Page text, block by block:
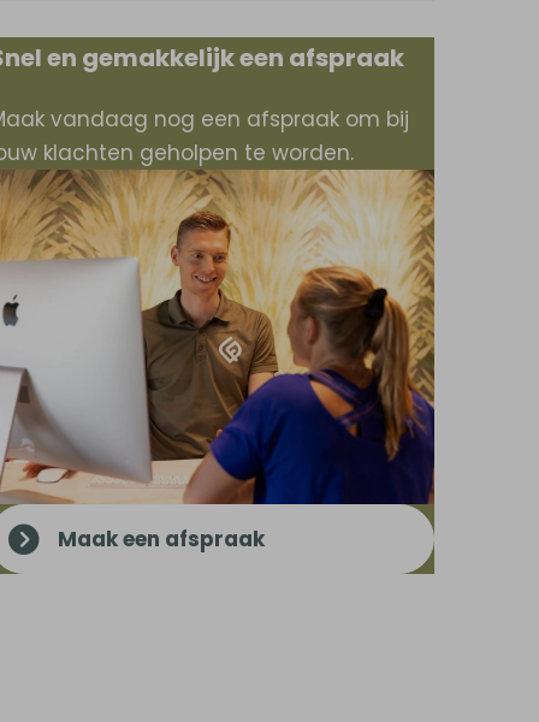
en gemakkelijk een afspraak
vandaag nog een afspraak om bij
klachten geholpen te worden.
Maak een afspraak